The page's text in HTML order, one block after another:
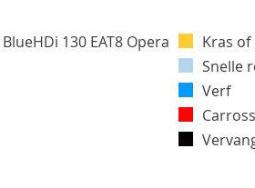
Kras
Snelle
Verf